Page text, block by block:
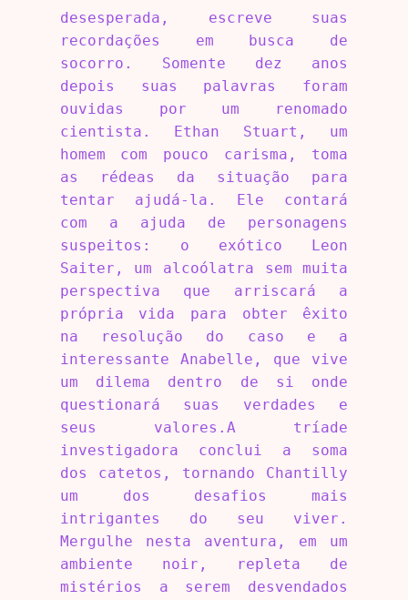
desesperada, escreve suas
recordações em busca de
socorro. Somente dez anos
depois suas palavras foram
ouvidas por um renomado
cientista. Ethan Stuart, um
homem com pouco carisma, toma
as rédeas da situação para
tentar ajudá-la. Ele contará
com a ajuda de personagens
suspeitos: o exótico Leon
Saiter, um alcoólatra sem muita
perspectiva que arriscará a
própria vida para obter êxito
na resolução do caso e a
interessante Anabelle, que vive
um dilema dentro de si onde
questionará suas verdades e
seus valores.A tríade
investigadora conclui a soma
dos catetos, tornando Chantilly
um dos desafios mais
intrigantes do seu viver.
Mergulhe nesta aventura, em um
ambiente noir, repleta de
mistérios a serem desvendados